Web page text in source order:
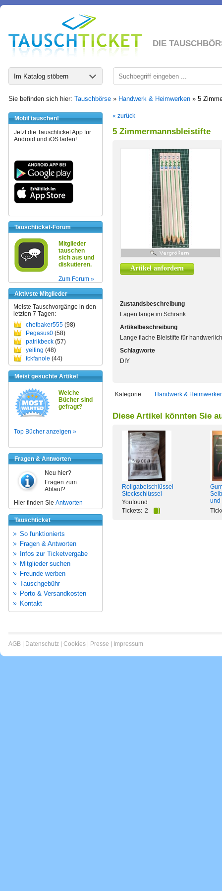
DIE
Im Katalog stöbern
Sie befinden sich hier: Tauschbörse » Handwerk & Heimwerken » 5
Mobil tauschen!
Jetzt die Tauschticket App für
Android und iOS laden!
Tauschticket-Forum
Mitglieder
tauschen
sich aus und
diskutieren.
Zum Forum »
Aktivste Mitglieder
Meiste Tauschvorgänge in den
letzten 7 Tagen:
chetbaker555 (98)
Pegasus0 (58)
patrikbeck (57)
yeiting (48)
fckfanole (44)
Meist gesuchte Artikel
Welche
Bücher sind
gefragt?
Top Bücher anzeigen »
Fragen & Antworten
Neu hier?
Fragen zum
Ablauf?
Hier finden Sie Antworten
Tauschticket
So funktionierts
Fragen & Antworten
Infos zur Ticketvergabe
Mitglieder suchen
Freunde werben
Tauschgebühr
Porto & Versandkosten
Kontakt
« zurück
5 Zimmermannsbleistifte
Artikel anfordern
Zustandsbeschreibung
Lagen lange im Schrank
Artikelbeschreibung
Lange flache Bleistifte für
Schlagworte
DIY
Kategorie Handwerk &
Diese Artikel könnten Sie
Rollgabelschlüssel
Steckschlüssel
Youfound
Tickets: 2
und
AGB Datenschutz Cookies Presse Impressum